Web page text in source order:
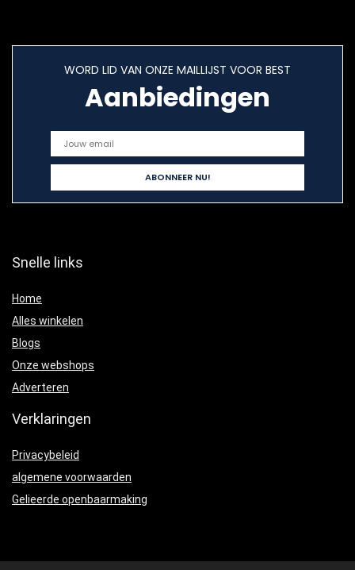
WORD LID VAN ONZE MAILLIJST VOOR BEST
Aanbiedingen
Snelle links
Home
Alles winkelen
Blogs
Onze webshops
Adverteren
Verklaringen
Privacybeleid
algemene voorwaarden
Gelieerde openbaarmaking